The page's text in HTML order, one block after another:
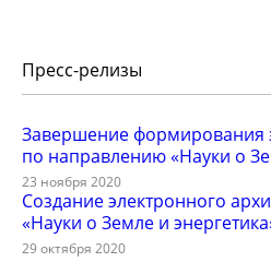
Пресс-релизы
Завершение формирования
по направлению «Науки о
23 ноября 2020
Создание электронного
«Науки о Земле и
29 октября 2020